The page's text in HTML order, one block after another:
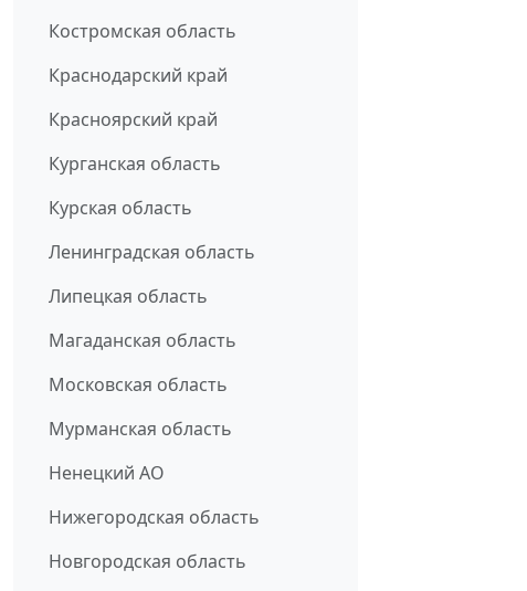
Костромская область
Краснодарский край
Красноярский край
Курганская область
Курская область
Ленинградская область
Липецкая область
Магаданская область
Московская область
Мурманская область
Ненецкий АО
Нижегородская область
Новгородская область